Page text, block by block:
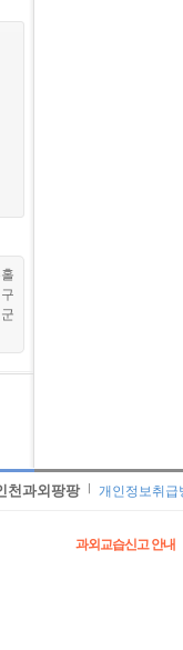
천과외팡팡 개인정보취급
과외교습신고 안내